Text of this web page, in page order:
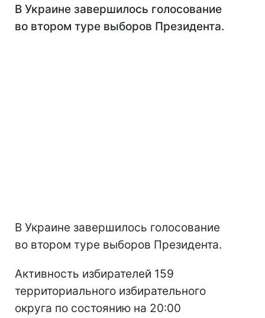
В Украине завершилось голосование
во втором туре выборов Президента.
В Украине завершилось голосование
во втором туре выборов Президента.
Активность избирателей 159
территориального избирательного
округа по состоянию на 20:00